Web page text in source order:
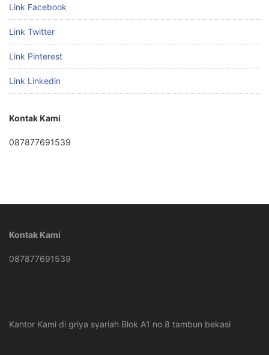
Link Facebook
Link Twitter
Link Pinterest
Link Linkedin
Kontak Kami
087877691539
Kontak Kami
087877691539
Kantor Kami di griya syariah Blok A1 no 8 tambun bekasi